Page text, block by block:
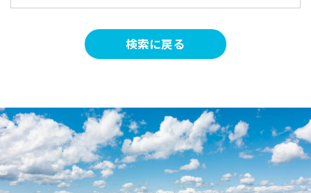
検索に戻る